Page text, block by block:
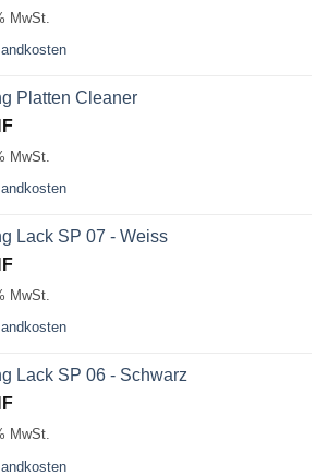
MwSt.
Platten Cleaner
MwSt.
Lack SP 07 - Weiss
MwSt.
Lack SP 06 - Schwarz
MwSt.